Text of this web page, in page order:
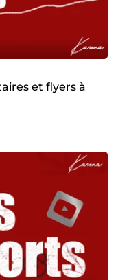
et flyers à